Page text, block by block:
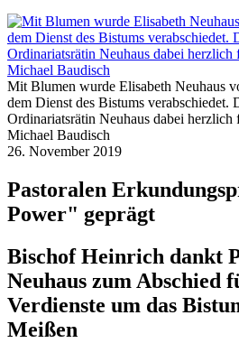
Mit Blumen wurde Elisabeth Neuhaus
dem Dienst des Bistums verabschiedet.
Ordinariatsrätin Neuhaus dabei
Michael Baudisch
26. November 2019
Pastoralen
Power" geprägt
Bischof Heinrich dankt
Neuhaus zum Abschied
Verdienste um das
Meißen